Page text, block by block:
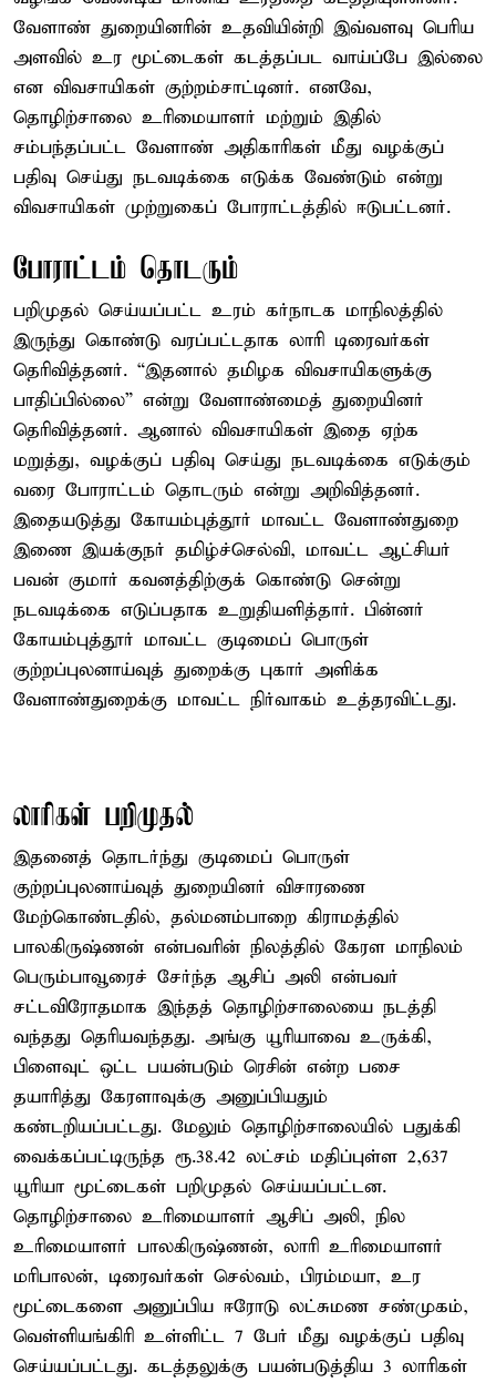
வேளாண் துறையினரின் உதவியின்றி இவ்வளவு பெரிய
அளவில் உர மூட்டைகள் கடத்தப்பட வாய்ப்பே இல்லை
என விவசாயிகள் குற்றம்சாட்டினர். எனவே,
தொழிற்சாலை உரிமையாளர் மற்றும் இதில்
சம்பந்தப்பட்ட வேளாண் அதிகாரிகள் மீது வழக்குப்
பதிவு செய்து நடவடிக்கை எடுக்க வேண்டும் என்று
விவசாயிகள் முற்றுகைப் போராட்டத்தில் ஈடுபட்டனர்.
போராட்டம் தொடரும்
பறிமுதல் செய்யப்பட்ட உரம் கர்நாடக மாநிலத்தில்
இருந்து கொண்டு வரப்பட்டதாக லாரி டிரைவர்கள்
தெரிவித்தனர். “இதனால் தமிழக விவசாயிகளுக்கு
பாதிப்பில்லை” என்று வேளாண்மைத் துறையினர்
தெரிவித்தனர். ஆனால் விவசாயிகள் இதை ஏற்க
மறுத்து, வழக்குப் பதிவு செய்து நடவடிக்கை எடுக்கும்
வரை போராட்டம் தொடரும் என்று அறிவித்தனர்.
இதையடுத்து கோயம்புத்தூர் மாவட்ட வேளாண்துறை
இணை இயக்குநர் தமிழ்ச்செல்வி, மாவட்ட ஆட்சியர்
பவன் குமார் கவனத்திற்குக் கொண்டு சென்று
நடவடிக்கை எடுப்பதாக உறுதியளித்தார். பின்னர்
கோயம்புத்தூர் மாவட்ட குடிமைப் பொருள்
குற்றப்புலனாய்வுத் துறைக்கு புகார் அளிக்க
வேளாண்துறைக்கு மாவட்ட நிர்வாகம் உத்தரவிட்டது.
லாரிகள் பறிமுதல்
இதனைத் தொடர்ந்து குடிமைப் பொருள்
குற்றப்புலனாய்வுத் துறையினர் விசாரணை
மேற்கொண்டதில், தல்மனம்பாறை கிராமத்தில்
பாலகிருஷ்ணன் என்பவரின் நிலத்தில் கேரள மாநிலம்
பெரும்பாவூரைச் சேர்ந்த ஆசிப் அலி என்பவர்
சட்டவிரோதமாக இந்தத் தொழிற்சாலையை நடத்தி
வந்தது தெரியவந்தது. அங்கு யூரியாவை உருக்கி,
பிளைவுட் ஒட்ட பயன்படும் ரெசின் என்ற பசை
தயாரித்து கேரளாவுக்கு அனுப்பியதும்
கண்டறியப்பட்டது. மேலும் தொழிற்சாலையில் பதுக்கி
வைக்கப்பட்டிருந்த ரூ.38.42 லட்சம் மதிப்புள்ள 2,637
யூரியா மூட்டைகள் பறிமுதல் செய்யப்பட்டன.
தொழிற்சாலை உரிமையாளர் ஆசிப் அலி, நில
உரிமையாளர் பாலகிருஷ்ணன், லாரி உரிமையாளர்
மரிபாலன், டிரைவர்கள் செல்வம், பிரம்மயா, உர
மூட்டைகளை அனுப்பிய ஈரோடு லட்சுமண சண்முகம்,
வெள்ளியங்கிரி உள்ளிட்ட 7 பேர் மீது வழக்குப் பதிவு
செய்யப்பட்டது. கடத்தலுக்கு பயன்படுத்திய 3 லாரிகள்